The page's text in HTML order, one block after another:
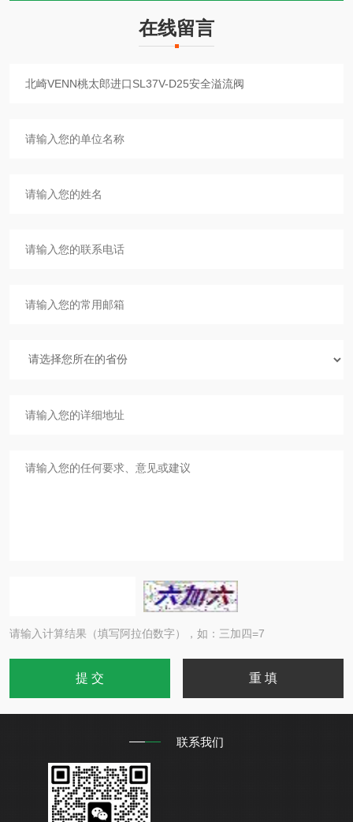
在线留言
请输入计算结果（填写阿拉伯数字），如：三加四=7
联系我们